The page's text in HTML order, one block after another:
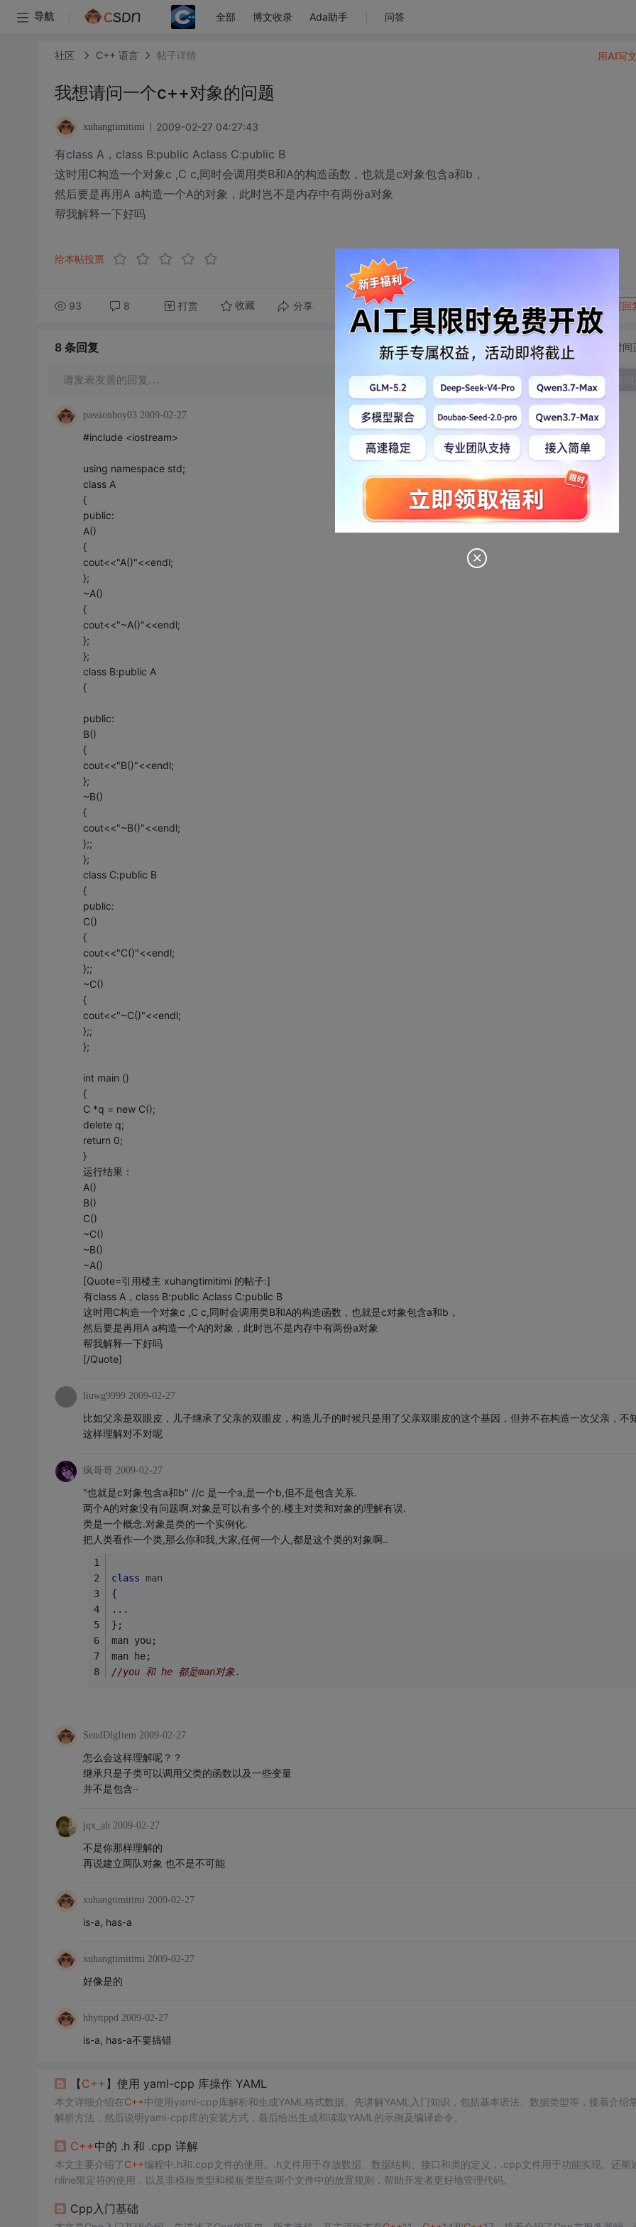
导航 全部 博文收录 Ada助手 问答
社区 C++ 语言 帖子详情
我想请问一个c++对象的问题
xuhangtimitimi 2009-02-27 04:27:43
有class A，class B:public Aclass C:public B
这时用C构造一个对象c ,C c,同时会调用类B和A的构造函数，也就是c对象包含a和b，
然后要是再用A a构造一个A的对象，此时岂不是内存中有两份a对象
帮我解释一下好吗
给本帖投票
93 8 打赏 收藏 分享 转发到动态 举报 写回
用AI写
8 条回复 切换为时间
请发表友善的回复… 发表回
passionboy03 2009-02-27
#include <iostream>
using namespace std;
class A
{
public:
A()
{
cout<<"A()"<<endl;
};
~A()
{
cout<<"~A()"<<endl;
};
};
class B:public A
{
public:
B()
{
cout<<"B()"<<endl;
};
~B()
{
cout<<"~B()"<<endl;
};;
};
class C:public B
{
public:
C()
{
cout<<"C()"<<endl;
};;
~C()
{
cout<<"~C()"<<endl;
};;
};
int main ()
{
C *q = new C();
delete q;
return 0;
}
运行结果：
A()
B()
C()
~C()
~B()
~A()
[Quote=引用楼主 xuhangtimitimi 的帖子:]
有class A，class B:public Aclass C:public B
这时用C构造一个对象c ,C c,同时会调用类B和A的构造函数，也就是c对象包含a和b，
然后要是再用A a构造一个A的对象，此时岂不是内存中有两份a对象
帮我解释一下好吗
[/Quote]
liuwg9999 2009-02-27
比如父亲是双眼皮，儿子继承了父亲的双眼皮，构造儿子的时候只是用了父亲双眼皮的这个基因，但并不在构造一次父亲，不
这样理解对不对呢
疯哥哥 2009-02-27
"也就是c对象包含a和b" //c 是一个a,是一个b,但不是包含关系.
两个A的对象没有问题啊.对象是可以有多个的.楼主对类和对象的理解有误.
类是一个概念.对象是类的一个实例化.
把人类看作一个类,那么你和我,大家,任何一个人,都是这个类的对象啊..
class
man
{
...
};
man you;
man he;
//you 和 he 都是man对象.
SendDlgItem 2009-02-27
怎么会这样理解呢？？
继承只是子类可以调用父类的函数以及一些变量
并不是包含··
jqx_ah 2009-02-27
不是你那样理解的
再说建立两队对象 也不是不可能
xuhangtimitimi 2009-02-27
is-a, has-a
xuhangtimitimi 2009-02-27
好像是的
hhyttppd 2009-02-27
is-a, has-a不要搞错
【C++ 】使用 yaml-cpp 库操作 YAML
本文详细介绍在C++中使用yaml-cpp库解析和生成YAML格式数据。先讲解YAML入门知识，包括基本语法、数据类型等，接着介绍
解析方法，然后说明yaml-cpp库的安装方式，最后给出生成和读取YAML的示例及编译命令。
C++中的 .h 和 .cpp 详解
本文主要介绍了C++编程中.h和.cpp文件的使用。.h文件用于存放数据、数据结构、接口和类的定义，.cpp文件用于功能实现。还阐
nline限定符的使用，以及非模板类型和模板类型在两个文件中的放置规则，帮助开发者更好地管理代码。
Cpp入门基础